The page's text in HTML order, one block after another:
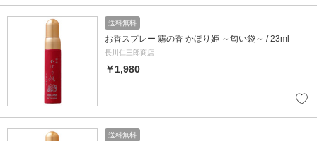
送料無料
お香スプレー 霧の香 かほり姫 ～匂い袋～ / 23ml
長川仁三郎商店
￥1,980
送料無料